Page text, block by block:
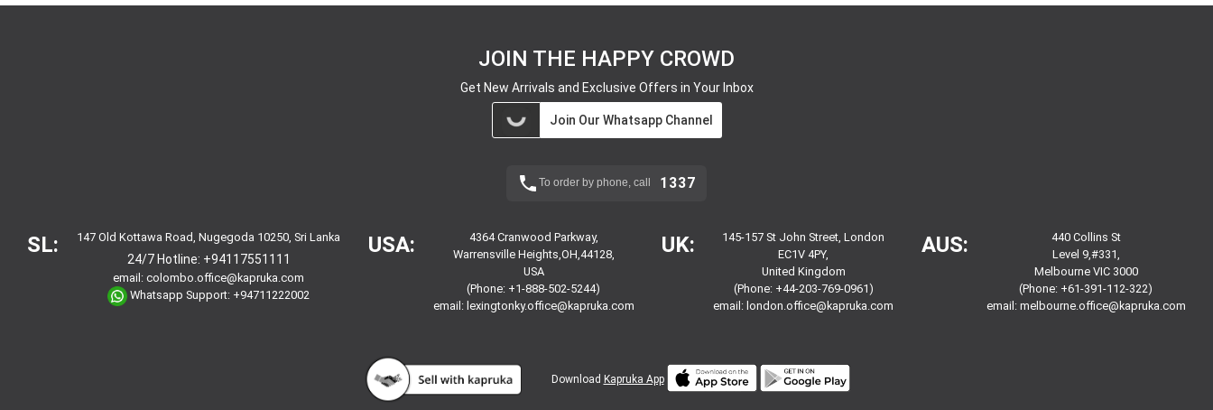
JOIN THE HAPPY CROWD
Get New Arrivals and Exclusive Offers in Your Inbox
Join Our Whatsapp Channel
To order by phone, call 1337
SL: 147 Old Kottawa Road, Nugegoda 10250, Sri Lanka
24/7 Hotline: +94117551111
email:colombo.office@kapruka.com
Whatsapp Support: +94711222002
USA:
4364 Cranwood Parkway,
Warrensville Heights,OH,44128,
USA
(Phone: +1-888-502-5244)
email: lexingtonky.office@kapruka.com
UK:
145-157 St John Street, London
EC1V 4PY,
United Kingdom
(Phone: +44-203-769-0961)
email: london.office@kapruka.com
AUS:
440 Collins St
Level 9,#331,
Melbourne VIC 3000
(Phone: +61-391-112-322)
email: melbourne.office@kapruka.com
Download Kapruka App